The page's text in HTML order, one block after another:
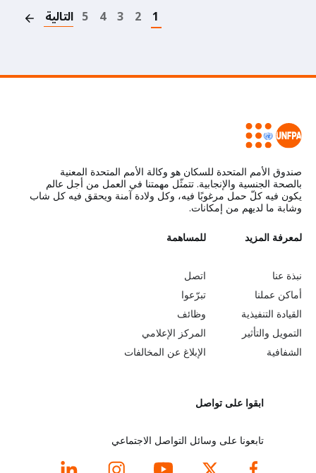
1
2
3
4
5 التالية
صندوق الأمم المتحدة للسكان هو وكالة الأمم المتحدة المعنية
بالصحة الجنسية والإنجابية. تتمثّل مهمتنا في العمل من أجل عالم
يكون فيه كلّ حمل مرغوبًا فيه، وكل ولادة آمنة ويحقق فيه كل شاب
وشابة ما لديهم من إمكانات.
L
e
a
r
n
لمعرفة المزيد
نبذة عنا
أماكن عملنا
القيادة التنفيذية
التمويل والتأثير
الشفافية
G
o
b
e
y
n
d
للمساهمة
اتصل
تبرّعوا
وظائف
المركز الإعلامي
الإبلاغ عن المخالفات
ابقوا على تواصل
تابعونا على وسائل التواصل الاجتماعي